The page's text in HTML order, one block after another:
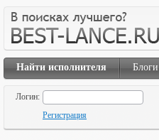
Найти исполнителя Блоги
Логин:
Регистрация